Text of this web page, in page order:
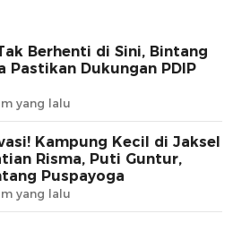
Berhenti di Sini, Bintang
Pastikan Dukungan PDIP
yang lalu
Kampung Kecil di Jaksel
Risma, Puti Guntur,
Puspayoga
yang lalu